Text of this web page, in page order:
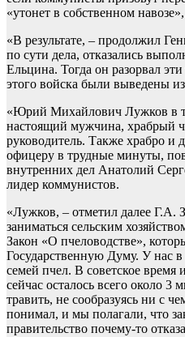
«утонет в собственном
«В результате, – продолжил
по сути дела, отказались
Ельцина. Тогда он разорвал
этого войска были выведены
«Юрий Михайлович Лужков в
настоящий мужчина, храбрый
руководитель. Также храбро и
офицеру в трудные минуты,
внутренних дел Анатолий
лидер коммунистов.
«Лужков, – отметил далее Г.А.
заниматься сельским
Закон «О пчеловодстве»,
Государственную Думу. У нас
семей пчел. В советское
сейчас осталось всего около
травить, не сообразуясь ни с
понимал, и мы полагали, что
правительство почему-то